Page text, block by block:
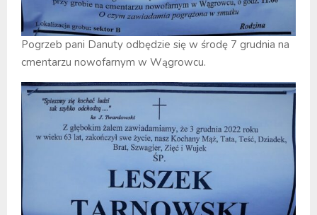
Pogrzeb pani Danuty odbędzie się w środę 7 grudnia na
cmentarzu nowofarnym w Wągrowcu.